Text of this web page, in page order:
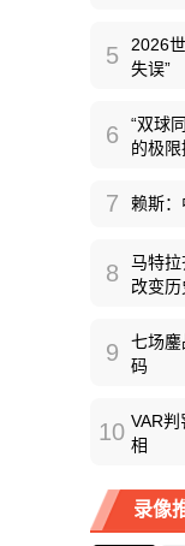
5
2026
失误”
6
“双球
的极限
7 赖斯
8
马特
改变
9
七场
码
10 VAR
相
录像